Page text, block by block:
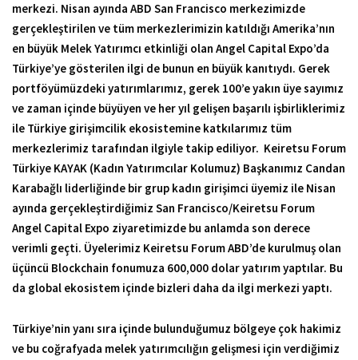
merkezi. Nisan ayında ABD San Francisco merkezimizde
gerçekleştirilen ve tüm merkezlerimizin katıldığı Amerika’nın
en büyük Melek Yatırımcı etkinliği olan Angel Capital Expo’da
Türkiye’ye gösterilen ilgi de bunun en büyük kanıtıydı. Gerek
portföyümüzdeki yatırımlarımız, gerek 100’e yakın üye sayımız
ve zaman içinde büyüyen ve her yıl gelişen başarılı işbirliklerimiz
ile Türkiye girişimcilik ekosistemine katkılarımız tüm
merkezlerimiz tarafından ilgiyle takip ediliyor. Keiretsu Forum
Türkiye KAYAK (Kadın Yatırımcılar Kolumuz) Başkanımız Candan
Karabağlı liderliğinde bir grup kadın girişimci üyemiz ile Nisan
ayında gerçekleştirdiğimiz San Francisco/Keiretsu Forum
Angel Capital Expo ziyaretimizde bu anlamda son derece
verimli geçti. Üyelerimiz Keiretsu Forum ABD’de kurulmuş olan
üçüncü Blockchain fonumuza 600,000 dolar yatırım yaptılar. Bu
da global ekosistem içinde bizleri daha da ilgi merkezi yaptı.
Türkiye’nin yanı sıra içinde bulunduğumuz bölgeye çok hakimiz
ve bu coğrafyada melek yatırımcılığın gelişmesi için verdiğimiz